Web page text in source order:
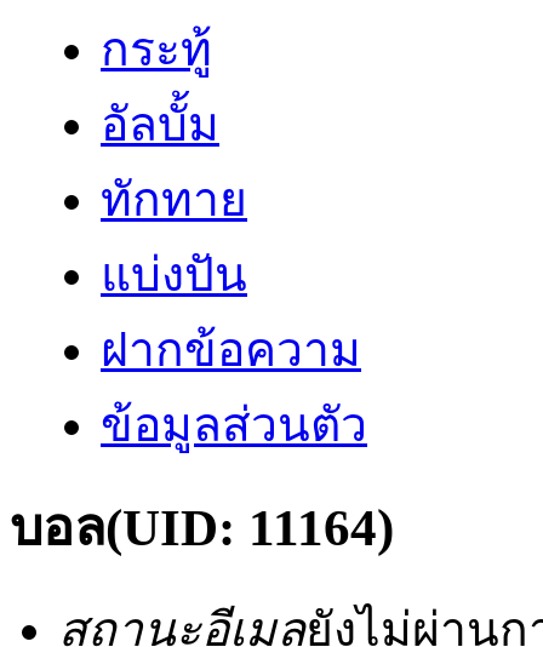
กระทู้
อัลบั้ม
ทักทาย
แบ่งปัน
ฝากข้อความ
ข้อมูลส่วนตัว
บอล(UID: 11164)
สถานะอีเมลยังไม่ผ่านก